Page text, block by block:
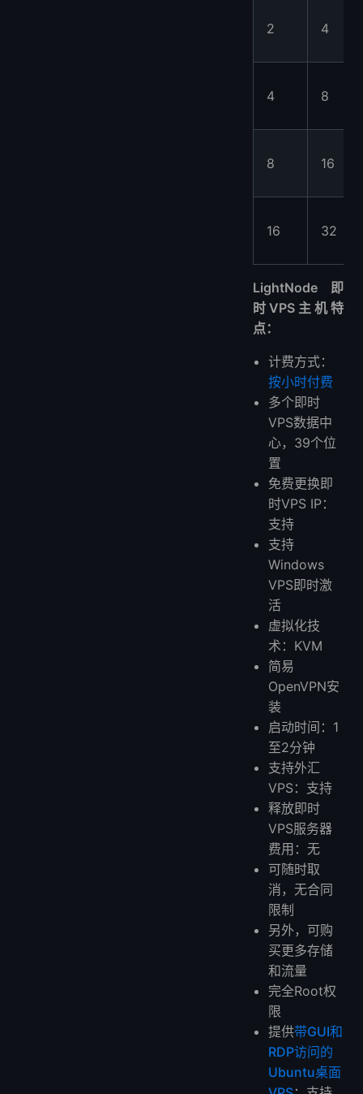
2 4
4 8
8 16
16 32
LightNode 即
时VPS主机特
点：
计费方式：
按小时付费
多个即时
VPS数据中
心，39个位
置
免费更换即
时VPS IP：
支持
支持
Windows
VPS即时激
活
虚拟化技
术：KVM
简易
OpenVPN安
装
启动时间：1
至2分钟
支持外汇
VPS：支持
释放即时
VPS服务器
费用：无
可随时取
消，无合同
限制
另外，可购
买更多存储
和流量
完全Root权
限
提供带GUI和
RDP访问的
Ubuntu桌面